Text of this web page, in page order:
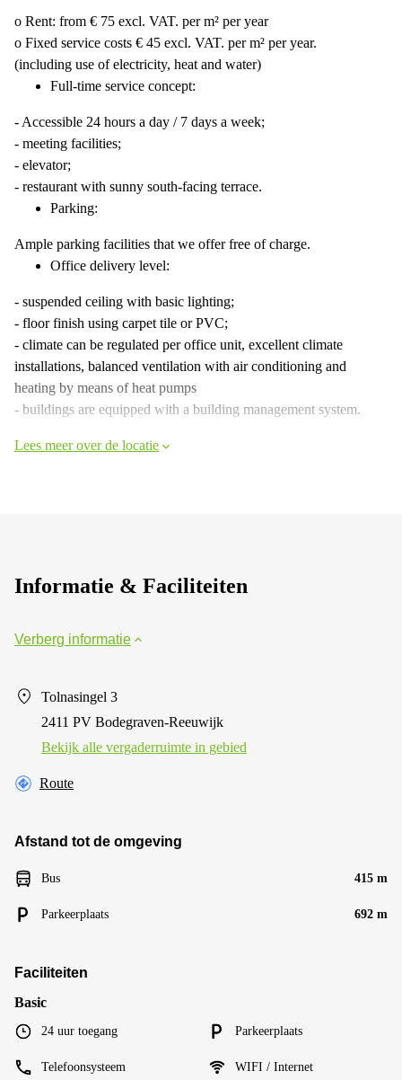
o Rent: from € 75 excl. VAT. per m² per year
o Fixed service costs € 45 excl. VAT. per m² per year.
(including use of electricity, heat and water)
Full-time service concept:
- Accessible 24 hours a day / 7 days a week;
- meeting facilities;
- elevator;
- restaurant with sunny south-facing terrace.
Parking:
Ample parking facilities that we offer free of charge.
Office delivery level:
- suspended ceiling with basic lighting;
- floor finish using carpet tile or PVC;
- climate can be regulated per office unit, excellent climate
installations, balanced ventilation with air conditioning and
heating by means of heat pumps
- buildings are equipped with a building management system.
Lees meer over de locatie
Informatie & Faciliteiten
Verberg informatie
Tolnasingel 3
2411 PV Bodegraven-Reeuwijk
Bekijk alle vergaderruimte in gebied
Route
Afstand tot de omgeving
Bus 415 m
Parkeerplaats 692 m
Faciliteiten
Basic
24 uur toegang Parkeerplaats
Telefoonsysteem WIFI / Internet